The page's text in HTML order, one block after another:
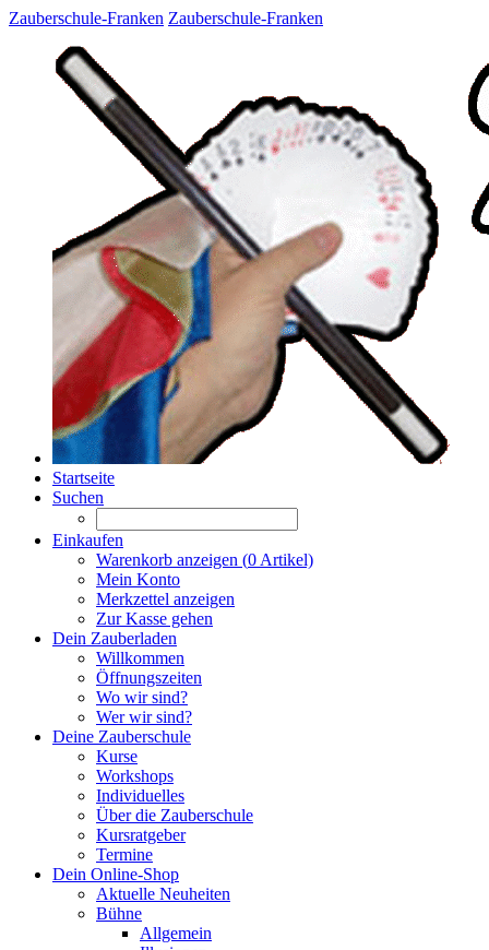
Zauberschule-Franken Zauberschule-Franken
Startseite
Suchen
Einkaufen
Warenkorb anzeigen (0 Artikel)
Mein Konto
Merkzettel anzeigen
Zur Kasse gehen
Dein Zauberladen
Willkommen
Öffnungszeiten
Wo wir sind?
Wer wir sind?
Deine Zauberschule
Kurse
Workshops
Individuelles
Über die Zauberschule
Kursratgeber
Termine
Dein Online-Shop
Aktuelle Neuheiten
Bühne
Allgemein